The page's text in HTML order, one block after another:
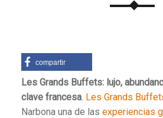
compartir
Les Grands Buffets: lujo,
clave francesa. Les Grands
Narbona una de las experiencias